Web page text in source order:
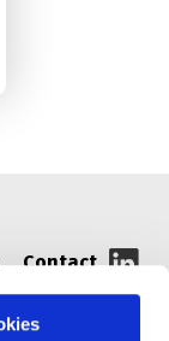
Contact